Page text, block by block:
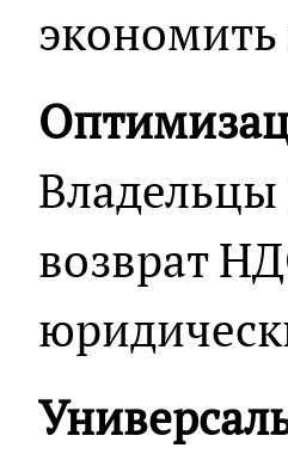
экономить
Владельцы
возврат